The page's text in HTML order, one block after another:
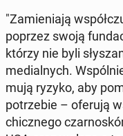
"Za­mie­nia­ją
poprzez swoją
którzy nie byli
me­dial­nych.
mu­ją ryzyko, aby
po­trze­bie – oferują
chicz­ne­go